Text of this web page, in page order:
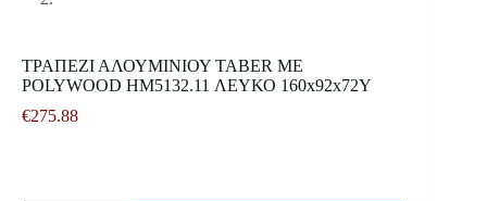
ΤΡΑΠΕΖΙ ΑΛΟΥΜΙΝΙΟΥ TABER ΜΕ
POLYWOOD HM5132.11 ΛΕΥΚΟ 160x92x72Υ
€275.88